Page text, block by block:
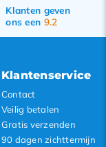
Klanten geven
ons een9.2
Klantenservice
Contact
Veilig betalen
Gratis verzenden
90 dagen zichttermijn